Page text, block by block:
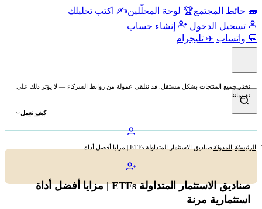
🧱 حائط المجتمع🏆 لوحة المحلّلين✍️ اكتب تحليلك
تسجيل الدخول
إنشاء حساب
💬 واتساب ✈️ تليجرام
نختار جميع المنتجات بشكل مستقل. قد نتلقى عمولة من روابط الشركاء — لا يؤثر ذلك على
تقييماتنا.
كيف نعمل
الرئيسية المدونةصناديق الاستثمار المتداولة ETFs | مزايا أفضل أداة...
صناديق الاستثمار المتداولة ETFs | مزايا أفضل أداة
استثمارية مرنة